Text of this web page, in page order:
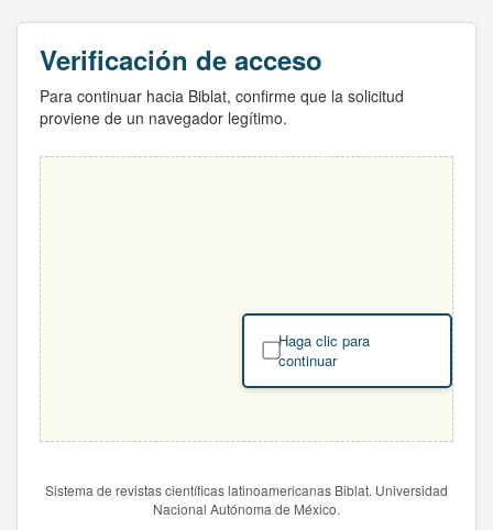
Verificación de acceso
Para continuar hacia Biblat, confirme que la solicitud
proviene de un navegador legítimo.
Haga clic para
continuar
Sistema de revistas científicas latinoamericanas Biblat. Universidad
Nacional Autónoma de México.